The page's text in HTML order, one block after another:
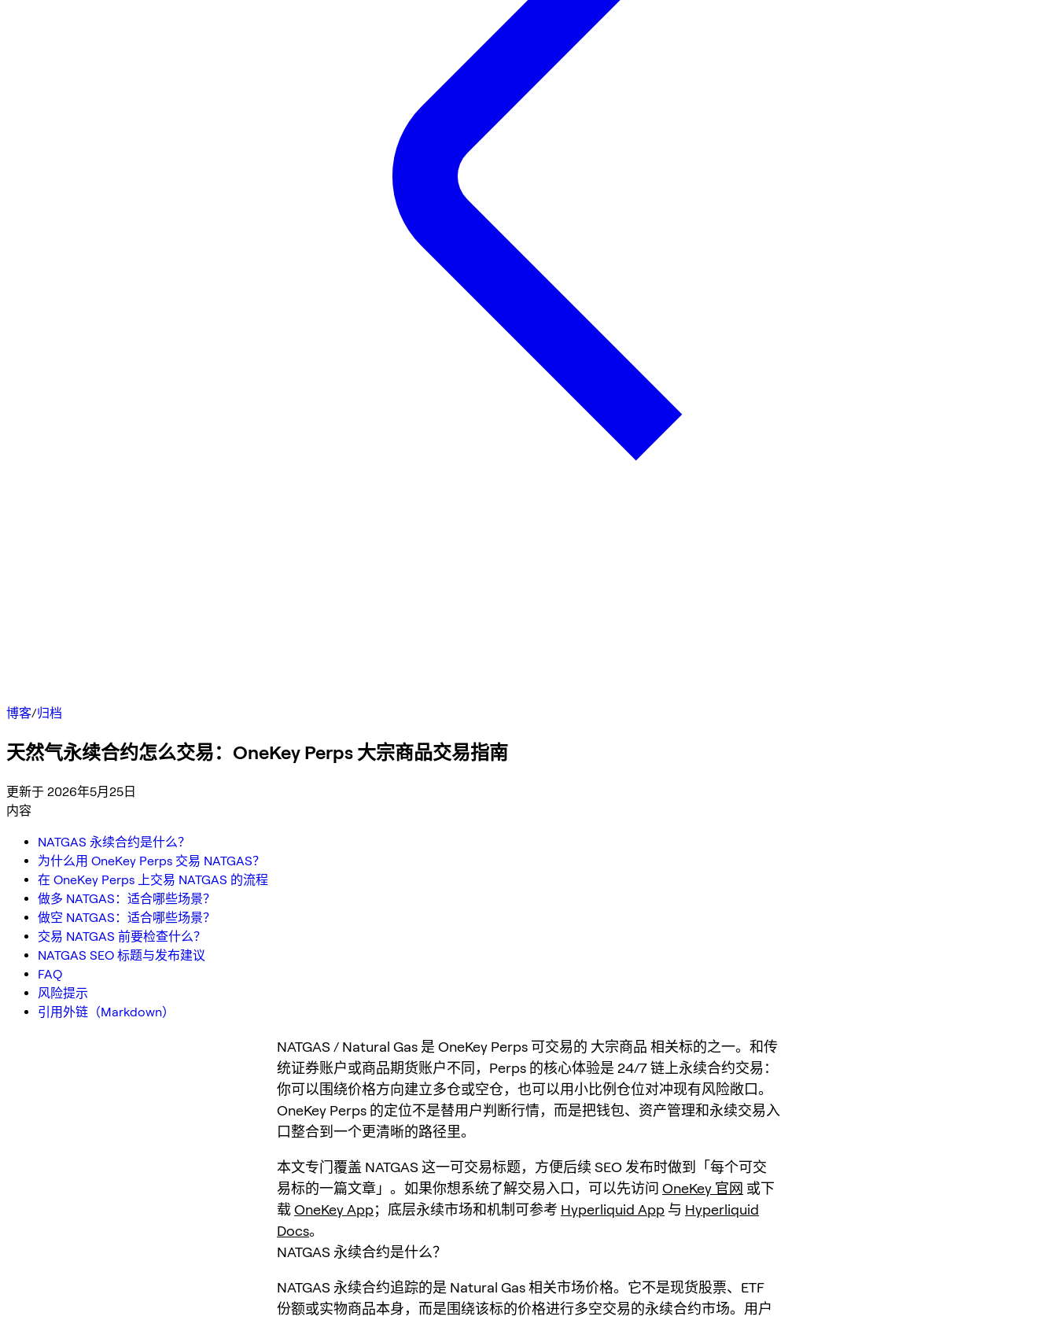
博客/归档
天然气永续合约怎么交易：OneKey Perps 大宗商品交易指南
更新于 2026年5月25日
内容
NATGAS 永续合约是什么？
为什么用 OneKey Perps 交易 NATGAS？
在 OneKey Perps 上交易 NATGAS 的流程
做多 NATGAS：适合哪些场景？
做空 NATGAS：适合哪些场景？
交易 NATGAS 前要检查什么？
NATGAS SEO 标题与发布建议
FAQ
风险提示
引用外链（Markdown）
NATGAS / Natural Gas 是 OneKey Perps 可交易的 大宗商品 相关标的之一。和传
统证券账户或商品期货账户不同，Perps 的核心体验是 24/7 链上永续合约交易：
你可以围绕价格方向建立多仓或空仓，也可以用小比例仓位对冲现有风险敞口。
OneKey Perps 的定位不是替用户判断行情，而是把钱包、资产管理和永续交易入
口整合到一个更清晰的路径里。
本文专门覆盖 NATGAS 这一可交易标题，方便后续 SEO 发布时做到「每个可交
易标的一篇文章」。如果你想系统了解交易入口，可以先访问 OneKey 官网 或下
载OneKey App；底层永续市场和机制可参考 Hyperliquid App 与 Hyperliquid
Docs。
NATGAS 永续合约是什么？
NATGAS 永续合约追踪的是 Natural Gas 相关市场价格。它不是现货股票、ETF
份额或实物商品本身，而是围绕该标的价格进行多空交易的永续合约市场。用户